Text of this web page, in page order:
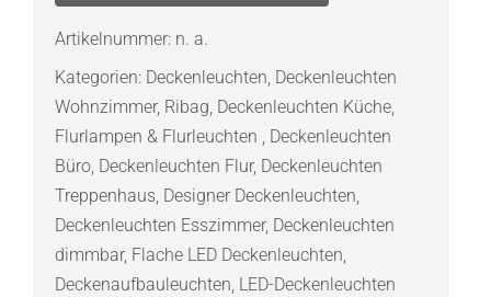
27
cm
Menge
Artikelnummer: n. a.
Kategorien: Deckenleuchten, Deckenleuchten
Wohnzimmer, Ribag, Deckenleuchten Küche,
Flurlampen & Flurleuchten , Deckenleuchten
Büro, Deckenleuchten Flur, Deckenleuchten
Treppenhaus, Designer Deckenleuchten,
Deckenleuchten Esszimmer, Deckenleuchten
dimmbar, Flache LED Deckenleuchten,
Deckenaufbauleuchten, LED-Deckenleuchten